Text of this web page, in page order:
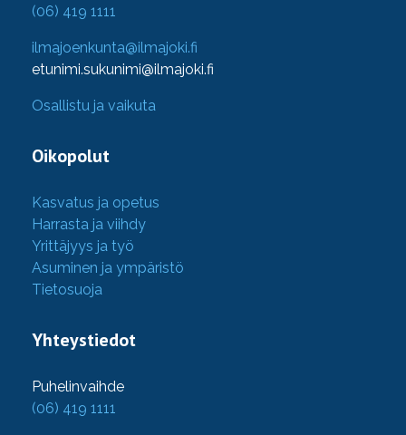
(06) 419 1111
ilmajoenkunta@ilmajoki.fi
etunimi.sukunimi@ilmajoki.fi
Osallistu ja vaikuta
Oikopolut
Kasvatus ja opetus
Harrasta ja viihdy
Yrittäjyys ja työ
Asuminen ja ympäristö
Tietosuoja
Yhteystiedot
Puhelinvaihde
(06) 419 1111